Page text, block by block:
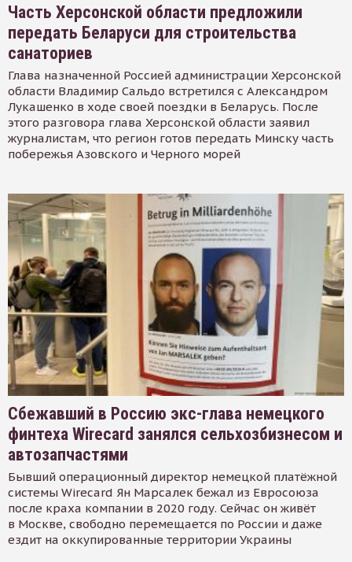
Часть Херсонской области предложили
передать Беларуси для строительства
санаториев
Глава назначенной Россией администрации Херсонской
области Владимир Сальдо встретился с Александром
Лукашенко в ходе своей поездки в Беларусь. После
этого разговора глава Херсонской области заявил
журналистам, что регион готов передать Минску часть
побережья Азовского и Черного морей
Сбежавший в Россию экс-глава немецкого
финтеха Wirecard занялся сельхозбизнесом и
автозапчастями
Бывший операционный директор немецкой платёжной
системы Wirecard Ян Марсалек бежал из Евросоюза
после краха компании в 2020 году. Сейчас он живёт
в Москве, свободно перемещается по России и даже
ездит на оккупированные территории Украины